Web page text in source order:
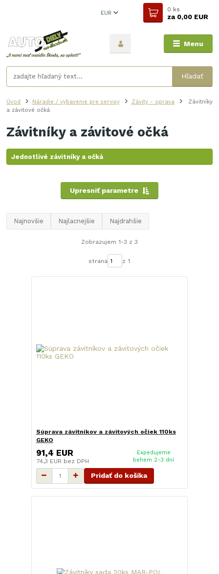
Menu
EUR
Hľadať
0 ks
za0,00 EUR
Úvod Náradie / vybavenie pre servisy Závity - oprava
Závitníky
a závitové očká
Závitníky a závitové očká
Jednotlivé závitníky a očká
Upresniť parametre
Najnovšie Najlacnejšie Najdrahšie
Zobrazujem 1-3 z 3
strana z 1
Súprava závitníkov a závitových očiek 110ks
GEKO
91,4 EUR
74,3 EUR bez DPH
Expedujeme
behem 2-3 dní
Pridať do košíka